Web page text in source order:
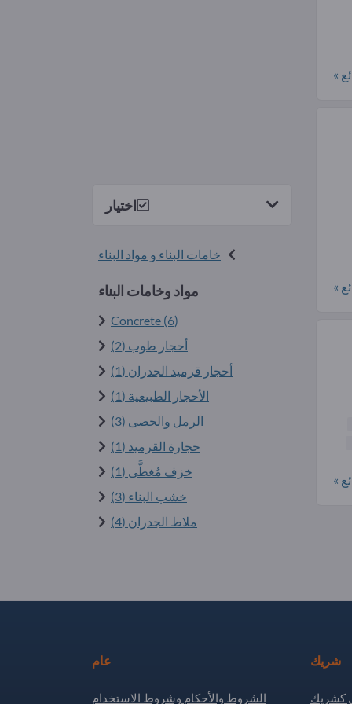
اختيار
خامات البناء و مواد البناء
مواد وخامات البناء
Concrete (6)
أحجار طوب (2)
أحجار قرميد الجدران (1)
الأحجار الطبيعية (1)
الرمل والحصى (3)
حجارة القرميد (1)
خزف مُغطَّى (1)
خشب البناء (3)
ملاط الجدران (4)
»
»
»
عام
الشروط والأحكام وشروط الاستخدام
شريك
كشريك